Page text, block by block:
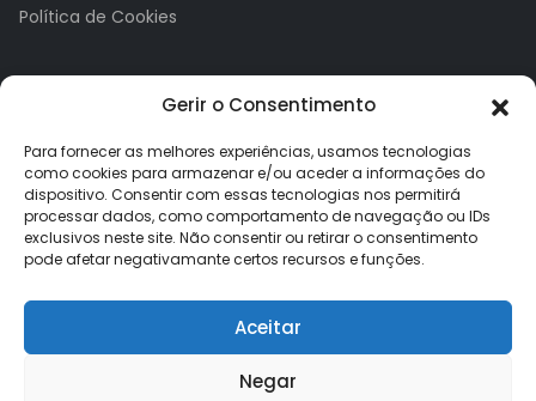
Gerir o Consentimento
Para fornecer as melhores experiências, usamos tecnologias
como cookies para armazenar e/ou aceder a informações do
dispositivo. Consentir com essas tecnologias nos permitirá
processar dados, como comportamento de navegação ou IDs
exclusivos neste site. Não consentir ou retirar o consentimento
pode afetar negativamante certos recursos e funções.
Aceitar
Negar
Política de Cookies
A minha conta
A Minha Conta
Histórico de Pedidos
Lista de Desejos
Newsletter